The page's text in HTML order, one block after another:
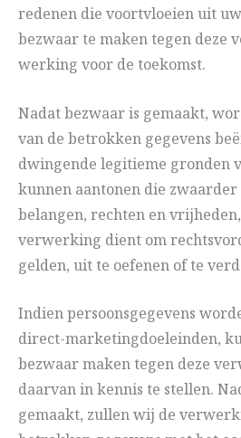
redenen die voortvloeien uit
bezwaar te maken tegen deze
werking voor de toekomst.
Nadat bezwaar is gemaakt,
van de betrokken gegevens
dwingende legitieme gronden
kunnen aantonen die
belangen, rechten en
verwerking dient om
gelden, uit te oefenen of te
Indien persoonsgegevens
direct-marketingdoeleinden,
bezwaar maken tegen deze
daarvan in kennis te stellen.
gemaakt, zullen wij de